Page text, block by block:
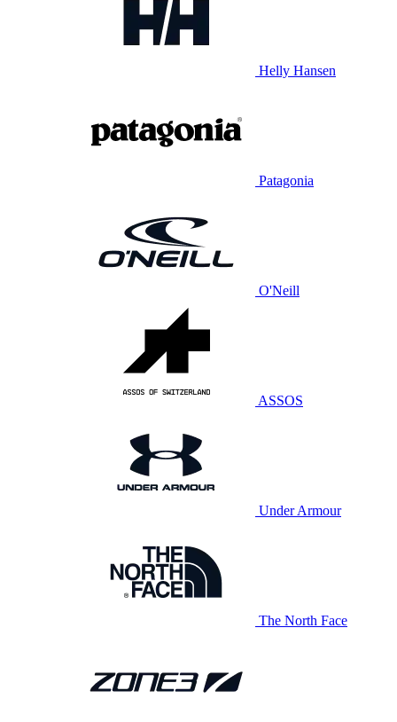
Helly Hansen
Patagonia
O'Neill
ASSOS
Under Armour
The North Face